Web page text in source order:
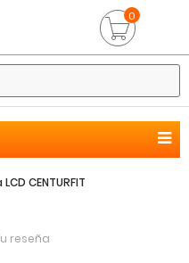
0
CENTURFIT
reseña